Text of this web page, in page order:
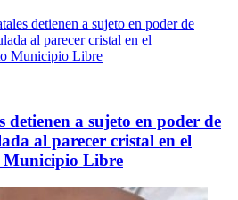
detienen a sujeto en poder de
al parecer cristal en el
Municipio Libre